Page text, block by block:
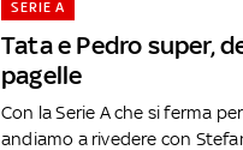
Tata e Pedro super,
pagelle
SERIE A
Con la Serie A che si ferma
andiamo a rivedere con